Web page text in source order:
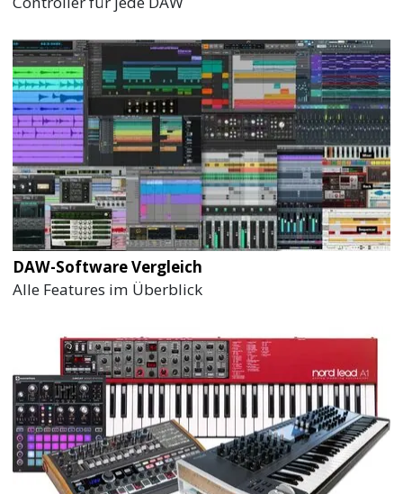
DAW-Software Vergleich
Alle Features im Überblick